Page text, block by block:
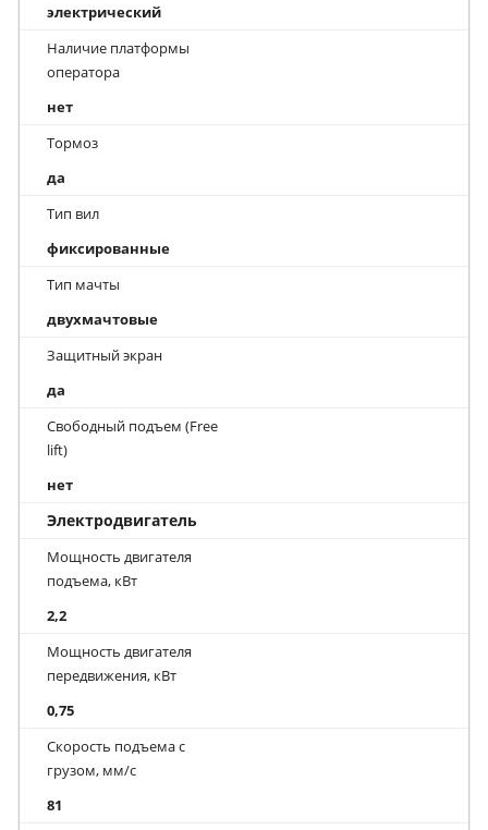
электрический
Наличие платформы
оператора
нет
Тормоз
да
Тип вил
фиксированные
Тип мачты
двухмачтовые
Защитный экран
да
Свободный подъем (Free
lift)
нет
Электродвигатель
Мощность двигателя
подъема, кВт
2,2
Мощность двигателя
передвижения, кВт
0,75
Скорость подъема с
грузом, мм/с
81